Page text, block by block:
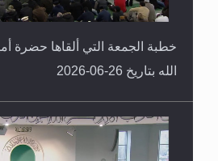
خطبة الجمعة التي ألقاها حضرة
الله بتاريخ 26-06-2026